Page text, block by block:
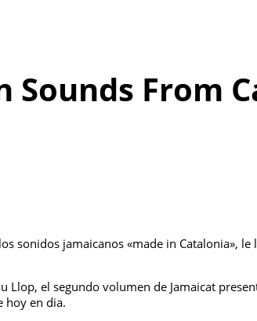
Sounds From
sonidos jamaicanos «made in Catalonia»,
el segundo volumen de Jamaicat
hoy en dia.